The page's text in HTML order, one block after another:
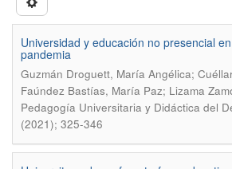
Universidad y educación no presencial
pandemia
Guzmán Droguett, María Angélica;
Faúndez Bastías, María Paz; Lizama
Pedagogía Universitaria y Didáctica del
(2021); 325-346